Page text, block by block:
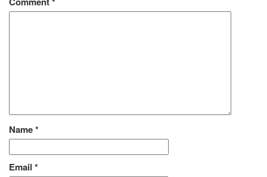
Name*
Email *